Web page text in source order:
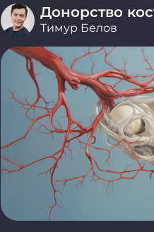
Донорство
Тимур Белов